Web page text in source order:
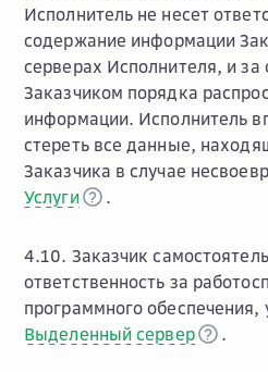
Исполнитель не несет
содержание информации
серверах Исполнителя, и за
Заказчиком порядка
информации. Исполнитель
стереть все данные,
Заказчика в случае
Услуги
.
4.10. Заказчик
ответственность за
программного обеспечения,
Выделенный сервер
.